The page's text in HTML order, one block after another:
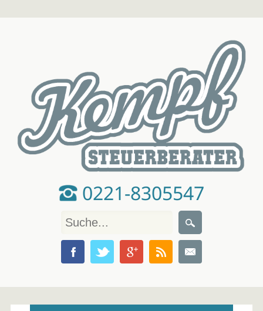
0221-8305547